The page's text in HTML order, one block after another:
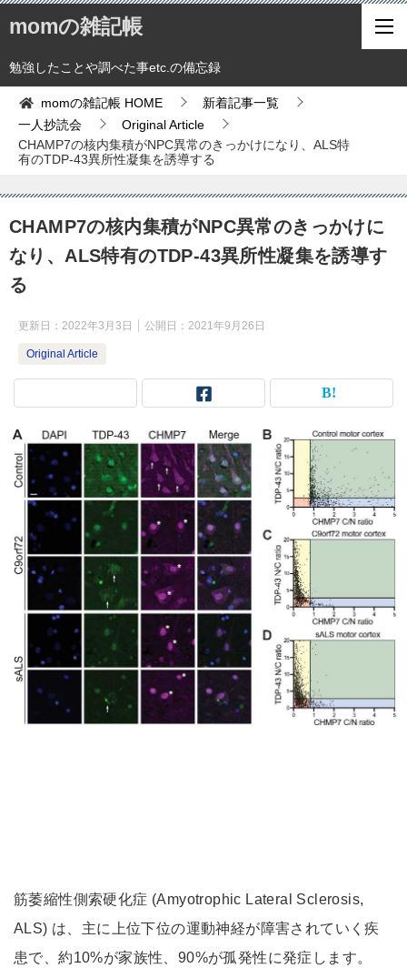
momの雑記帳
勉強したことや調べた事etc.の備忘録
momの雑記帳 HOME
新着記事一覧
一人抄読会
Original Article
CHAMP7の核内集積がNPC異常のきっかけになり、ALS特
有のTDP-43異所性凝集を誘導する
CHAMP7の核内集積がNPC異常のきっかけに
なり、ALS特有のTDP-43異所性凝集を誘導す
る
更新日： 2022年3月3日 公開日： 2021年9月26日
Original Article
筋萎縮性側索硬化症 (Amyotrophic Lateral Sclerosis,
ALS) は、主に上位下位の運動神経が障害されていく疾
患で、約10%が家族性、90%が孤発性に発症します。